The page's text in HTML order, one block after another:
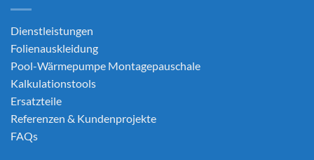
Dienstleistungen
Folienauskleidung
Pool-Wärmepumpe Montagepauschale
Kalkulationstools
Ersatzteile
Referenzen & Kundenprojekte
FAQs